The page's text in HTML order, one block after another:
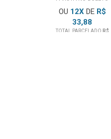
OU 12XDE R$
33,88
TOTAL PARCELADO R$